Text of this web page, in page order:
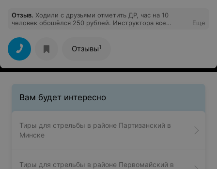
Отзыв. Ходили с друзьями отметить ДР, час на 10
человек обошёлся 250 рублей. Инструктора все
принесли с собой пиццу и напитки. Спасибо за
хороший вечер.
Еще
Отзывы1
Вам будет интересно
Тиры для стрельбы в районе Партизанский в
Минске
Тиры для стрельбы в районе Первомайский в